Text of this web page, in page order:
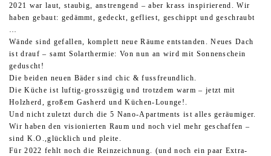
2021 war laut, staubig, anstrengend – aber krass inspirierend. Wir
haben gebaut: gedämmt, gedeckt, gefliest, geschippt und geschraubt
…
Wände sind gefallen, komplett neue Räume entstanden. Neues Dach
ist drauf – samt Solarthermie: Von nun an wird mit Sonnenschein
geduscht!
Die beiden neuen Bäder sind chic & fussfreundlich.
Die Küche ist luftig-grosszügig und trotzdem warm – jetzt mit
Holzherd, großem Gasherd und Küchen-Lounge!.
Und nicht zuletzt durch die 5 Nano-Apartments ist alles geräumiger.
Wir haben den visionierten Raum und noch viel mehr geschaffen –
sind K.O.,glücklich und pleite.
Für 2022 fehlt noch die Reinzeichnung. (und noch ein paar Extra-